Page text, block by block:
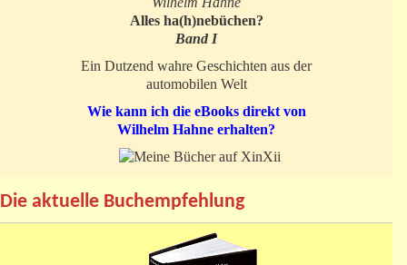
Alles ha(h)nebüchen?
Band I
Ein Dutzend wahre Geschichten aus der
automobilen Welt
Wie kann ich die eBooks direkt von
Wilhelm Hahne erhalten?
Die aktuelle Buchempfehlung